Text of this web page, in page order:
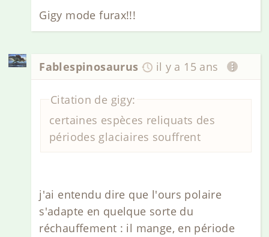
Gigy mode furax!!!
Fablespinosaurus il y a 15 ans
Citation de gigy:
certaines espèces reliquats des
périodes glaciaires souffrent
j'ai entendu dire que l'ours polaire
s'adapte en quelque sorte du
réchauffement : il mange, en période